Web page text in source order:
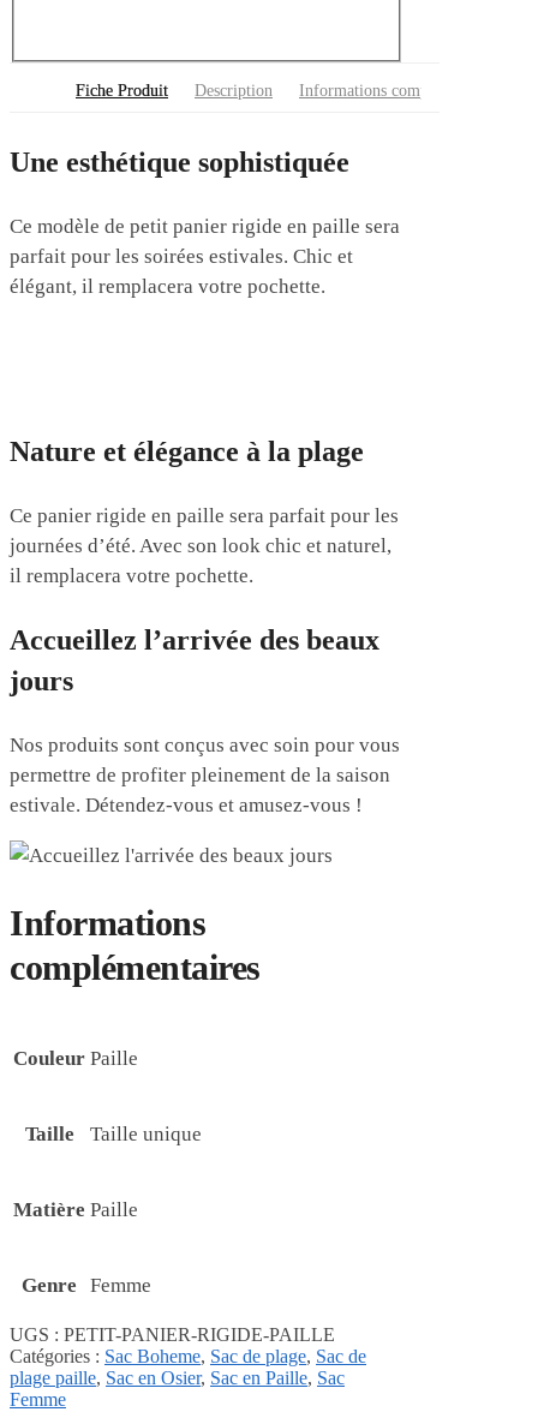
Fiche Produit Description Informations complémentaires
Une esthétique sophistiquée
Ce modèle de petit panier rigide en paille sera
parfait pour les soirées estivales. Chic et
élégant, il remplacera votre pochette.
Nature et élégance à la plage
Ce panier rigide en paille sera parfait pour les
journées d’été. Avec son look chic et naturel,
il remplacera votre pochette.
Accueillez l’arrivée des beaux
jours
Nos produits sont conçus avec soin pour vous
permettre de profiter pleinement de la saison
estivale. Détendez-vous et amusez-vous !
Informations
complémentaires
Couleur Paille
Taille Taille unique
Matière Paille
Genre Femme
UGS : PETIT-PANIER-RIGIDE-PAILLE
Catégories : Sac Boheme, Sac de plage, Sac de
plage paille, Sac en Osier, Sac en Paille, Sac
Femme